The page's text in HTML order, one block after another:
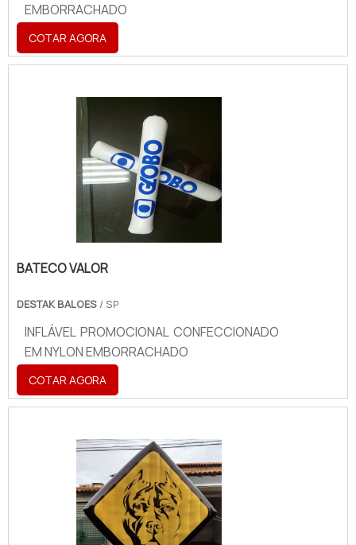
EMBORRACHADO
COTAR AGORA
BATECO VALOR
DESTAK BALOES / SP
INFLÁVEL PROMOCIONAL CONFECCIONADO
EM NYLON EMBORRACHADO
COTAR AGORA